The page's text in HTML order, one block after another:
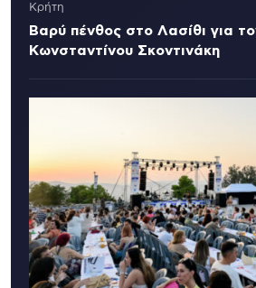
Κρήτη
Βαρύ πένθος στο Λασίθι για
Κωνσταντίνου Σκοντινάκη